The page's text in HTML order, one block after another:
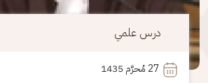
درس علمي
27